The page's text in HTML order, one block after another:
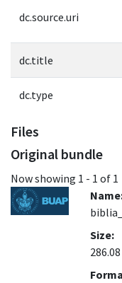
dc.source.uri
dc.title
dc.type
Files
Original bundle
Now showing 1 - 1 of 1
Size: